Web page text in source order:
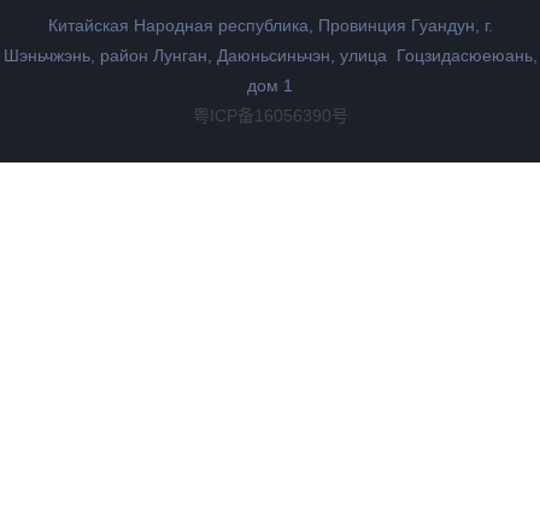
Китайская Народная республика, Провинция Гуандун, г.
Шэньчжэнь, район Лунган, Даюньсиньчэн, улица Гоцзидасюеюань,
дом 1
粤ICP备16056390号